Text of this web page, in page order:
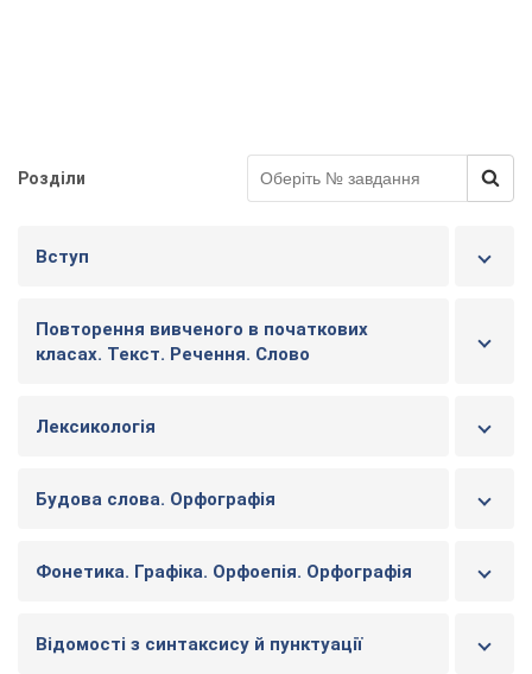
Розділи
Вступ
Повторення вивченого в початкових
класах. Текст. Речення. Слово
Лексикологія
Будова слова. Орфографія
Фонетика. Графіка. Орфоепія. Орфографія
Відомості з синтаксису й пунктуації